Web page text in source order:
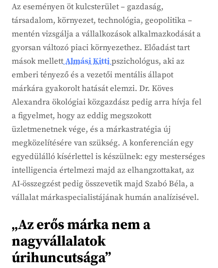
Az eseményen öt kulcsterület – gazdaság,
társadalom, környezet, technológia, geopolitika –
mentén vizsgálja a vállalkozások alkalmazkodását a
gyorsan változó piaci környezethez. Előadást tart
mások mellettAlmási Kittipszichológus, aki az
emberi tényező és a vezetői mentális állapot
márkára gyakorolt hatását elemzi. Dr. Köves
Alexandra ökológiai közgazdász pedig arra hívja fel
a figyelmet, hogy az eddig megszokott
üzletmenetnek vége, és a márkastratégia új
megközelítésére van szükség. A konferencián egy
egyedülálló kísérlettel is készülnek: egy mesterséges
intelligencia értelmezi majd az elhangzottakat, az
AI-összegzést pedig összevetik majd Szabó Béla, a
vállalat márkaspecialistájának humán analízisével.
„Az erős márka nem a
nagyvállalatok
úrihuncutsága”